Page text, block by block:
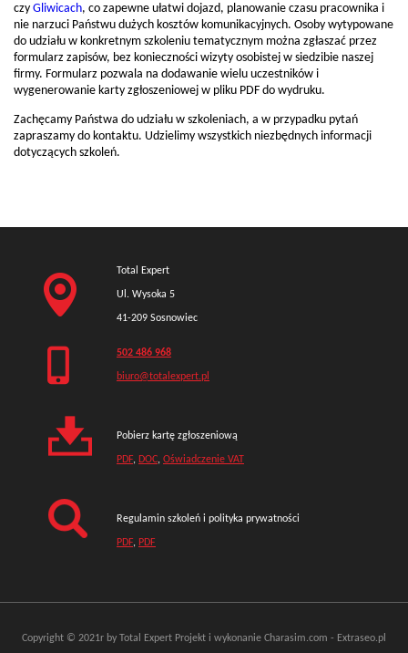
czy Gliwicach, co zapewne ułatwi dojazd, planowanie czasu pracownika i
nie narzuci Państwu dużych kosztów komunikacyjnych. Osoby wytypowane
do udziału w konkretnym szkoleniu tematycznym można zgłaszać przez
formularz zapisów, bez konieczności wizyty osobistej w siedzibie naszej
firmy. Formularz pozwala na dodawanie wielu uczestników i
wygenerowanie karty zgłoszeniowej w pliku PDF do wydruku.
Zachęcamy Państwa do udziału w szkoleniach, a w przypadku pytań
zapraszamy do kontaktu. Udzielimy wszystkich niezbędnych informacji
dotyczących szkoleń.
Total Expert
Ul. Wysoka 5
41-209 Sosnowiec
502 486 968
biuro@totalexpert.pl
Pobierz kartę zgłoszeniową
PDF, DOC, Oświadczenie VAT
Regulamin szkoleń i polityka prywatności
PDF, PDF
Copyright © 2021r by Total Expert Projekt i wykonanie Charasim.com - Extraseo.pl